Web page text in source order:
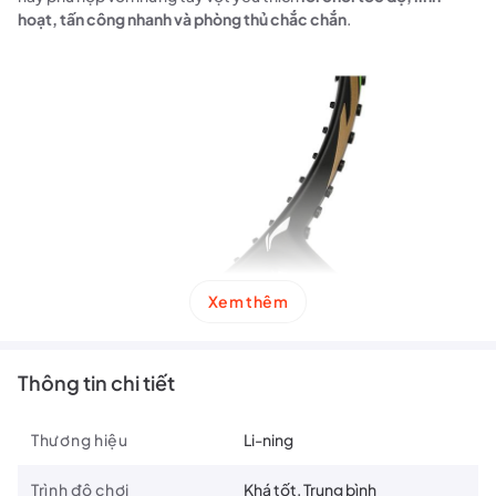
hoạt, tấn công nhanh và phòng thủ chắc chắn.
Xem thêm
Thông tin chi tiết
Thương hiệu Li-ning
Trình độ chơi Khá tốt, Trung bình